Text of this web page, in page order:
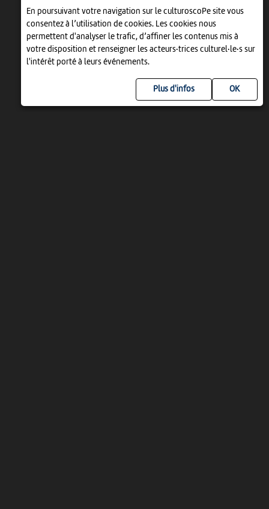
En poursuivant votre navigation sur le culturoscoPe site vous
consentez à l’utilisation de cookies. Les cookies nous
permettent d'analyser le trafic, d’affiner les contenus mis à
votre disposition et renseigner les acteurs·trices culturel·le·s sur
l'intérêt porté à leurs événements.
Plus d'infos